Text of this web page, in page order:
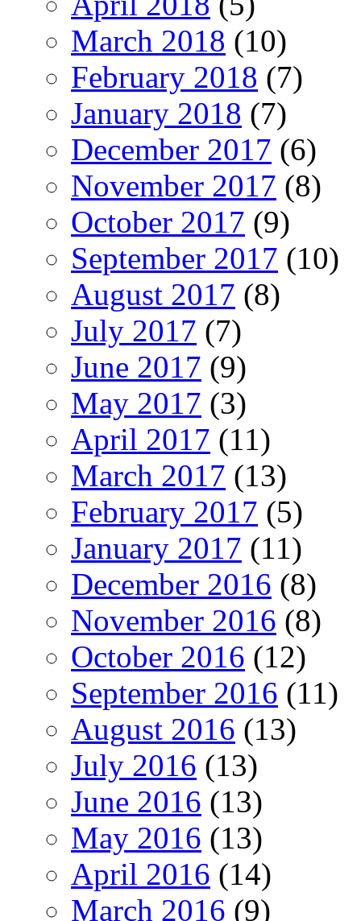
March 2018 (10)
February 2018 (7)
January 2018 (7)
December 2017 (6)
November 2017 (8)
October 2017 (9)
September 2017 (10)
August 2017 (8)
July 2017 (7)
June 2017 (9)
May 2017 (3)
April 2017 (11)
March 2017 (13)
February 2017 (5)
January 2017 (11)
December 2016 (8)
November 2016 (8)
October 2016 (12)
September 2016 (11)
August 2016 (13)
July 2016 (13)
June 2016 (13)
May 2016 (13)
April 2016 (14)
March 2016 (9)